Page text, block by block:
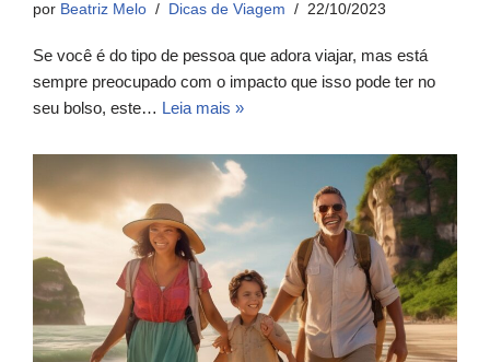
por Beatriz Melo Dicas de Viagem 22/10/2023
Se você é do tipo de pessoa que adora viajar, mas está
sempre preocupado com o impacto que isso pode ter no
seu bolso, este… Leia mais »